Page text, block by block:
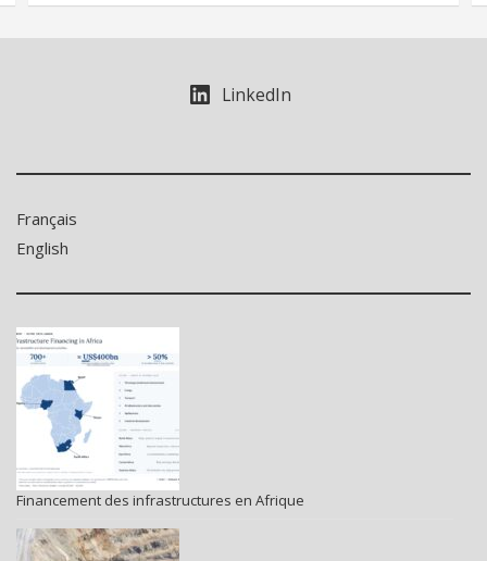
LinkedIn
Français
English
Financement des infrastructures en Afrique